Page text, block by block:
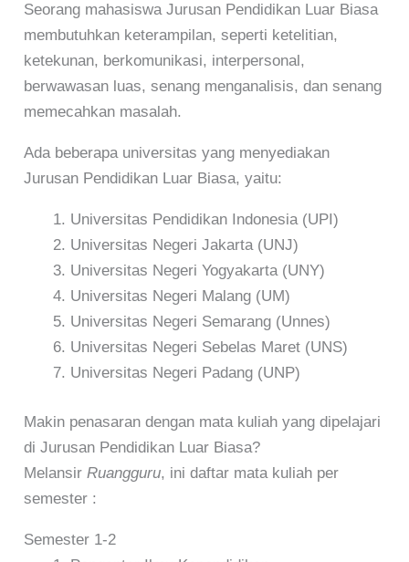
Seorang mahasiswa Jurusan Pendidikan Luar Biasa
membutuhkan keterampilan, seperti ketelitian,
ketekunan, berkomunikasi, interpersonal,
berwawasan luas, senang menganalisis, dan senang
memecahkan masalah.
Ada beberapa universitas yang menyediakan
Jurusan Pendidikan Luar Biasa, yaitu:
Universitas Pendidikan Indonesia (UPI)
Universitas Negeri Jakarta (UNJ)
Universitas Negeri Yogyakarta (UNY)
Universitas Negeri Malang (UM)
Universitas Negeri Semarang (Unnes)
Universitas Negeri Sebelas Maret (UNS)
Universitas Negeri Padang (UNP)
Makin penasaran dengan mata kuliah yang dipelajari
di Jurusan Pendidikan Luar Biasa?
MelansirRuangguru, ini daftar mata kuliah per
semester :
Semester 1-2